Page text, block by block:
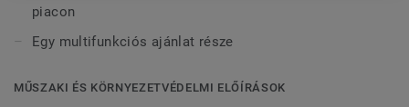
piacon
Egy multifunkciós ajánlat része
MŰSZAKI ÉS KÖRNYEZETVÉDELMI ELŐÍRÁSOK